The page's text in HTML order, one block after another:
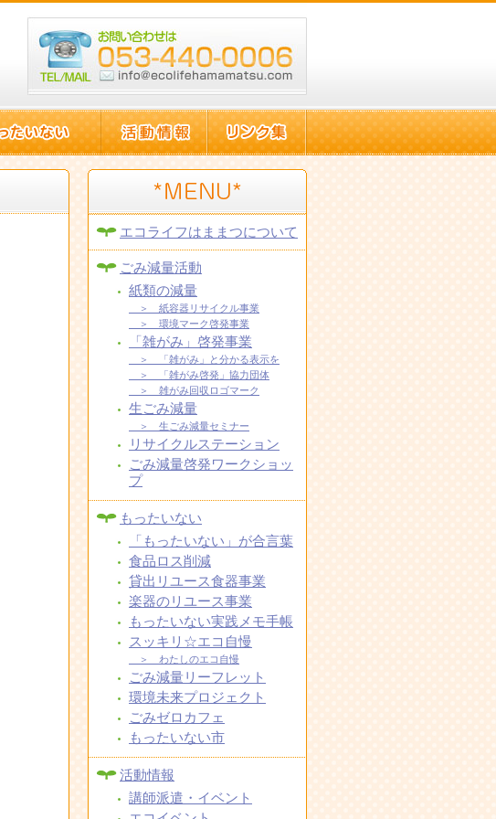
エコライフはままつについて
ごみ減量活動
紙類の減量
＞ 紙容器リサイクル事業
＞ 環境マーク啓発事業
「雑がみ」啓発事業
＞ 「雑がみ」と分かる表示を
＞ 「雑がみ啓発」協力団体
＞ 雑がみ回収ロゴマーク
生ごみ減量
＞ 生ごみ減量セミナー
リサイクルステーション
ごみ減量啓発ワークショッ
プ
もったいない
「もったいない」が合言葉
食品ロス削減
貸出リユース食器事業
楽器のリユース事業
もったいない実践メモ手帳
スッキリ☆エコ自慢
＞ わたしのエコ自慢
ごみ減量リーフレット
環境未来プロジェクト
ごみゼロカフェ
もったいない市
活動情報
講師派遣・イベント